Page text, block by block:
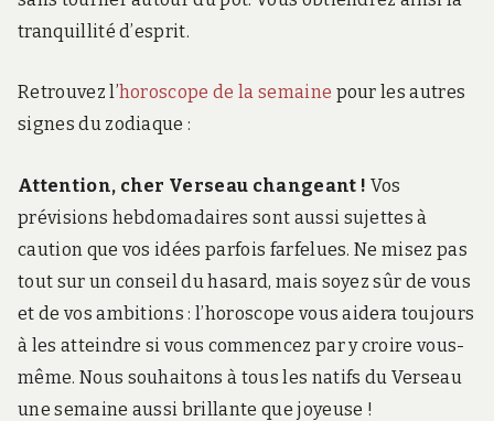
tranquillité d’esprit.
Retrouvez l’horoscope de la semaine pour les autres
signes du zodiaque :
Attention, cher Verseau changeant ! Vos
prévisions hebdomadaires sont aussi sujettes à
caution que vos idées parfois farfelues. Ne misez pas
tout sur un conseil du hasard, mais soyez sûr de vous
et de vos ambitions : l’horoscope vous aidera toujours
à les atteindre si vous commencez par y croire vous-
même. Nous souhaitons à tous les natifs du Verseau
une semaine aussi brillante que joyeuse !